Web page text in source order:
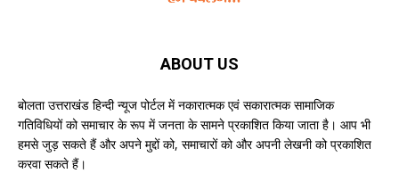
ABOUT US
बोलता उत्तराखंड हिन्दी न्यूज पोर्टल में नकारात्मक एवं सकारात्मक सामाजिक
गतिविधियों को समाचार के रूप में जनता के सामने प्रकाशित किया जाता है। आप भी
हमसे जुड़ सकते हैं और अपने मुद्दों को, समाचारों को और अपनी लेखनी को प्रकाशित
करवा सकते हैं।